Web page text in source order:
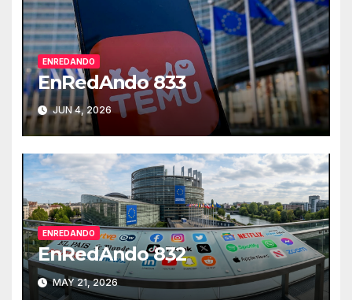
ENREDANDO
EnRedAndo 833
JUN 4, 2026
ENREDANDO
EnRedAndo 832
MAY 21, 2026